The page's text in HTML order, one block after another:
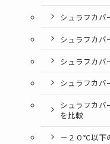
シュラフカバ
シュラフカバ
シュラフカバ
シュラフカバ
シュラフカバ
を比較
－２０℃以下